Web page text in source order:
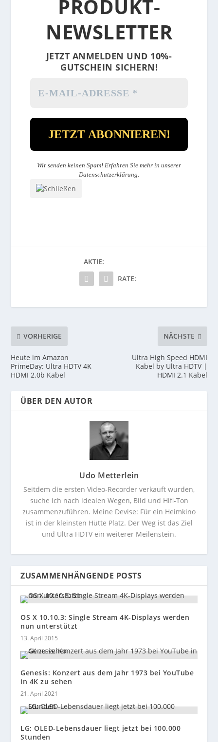
PRODUKT-
NEWSLETTER
JETZT ANMELDEN UND 10%-
GUTSCHEIN SICHERN!
Wir senden keinen Spam! Erfahren Sie mehr in unserer
Datenschutzerklärung
AKTIE:
RATE:
VORHERIGE
Heute im Amazon
PrimeDay: Ultra HDTV 4K
HDMI 2.0b Kabel
NÄCHSTE
Ultra High Speed HDMI
Kabel by Ultra HDTV |
HDMI 2.1 Kabel
ÜBER DEN AUTOR
Udo Metterlein
Seitdem die ersten Video-Recorder verkauft wurden,
suche ich nach idealen Wegen, Bild und Hifi-Ton
zusammenzuführen. Meine Devise: Für ein Heimkino
ist in der kleinsten Hütte Platz. Der Weg ist das Ziel
und Ultra HDTV ein weiterer Meilenstein.
ZUSAMMENHÄNGENDE POSTS
OS X 10.10.3: Single Stream 4K-Displays werden
nun unterstützt
13. April 2015
Genesis: Konzert aus dem Jahr 1973 bei YouTube
in 4K zu sehen
21. April 2021
LG: OLED-Lebensdauer liegt jetzt bei 100.000
Stunden